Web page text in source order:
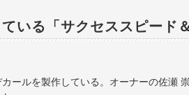
いる「サクセススピード
ールを製作している。オーナーの佐瀬